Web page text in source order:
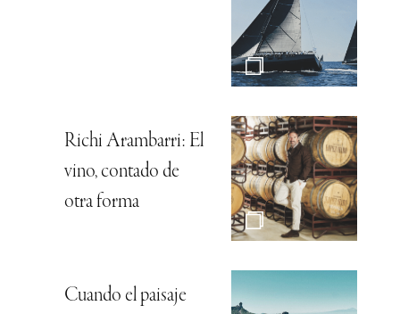
Richi Arambarri: El
vino, contado de
otra forma
Cuando el paisaje